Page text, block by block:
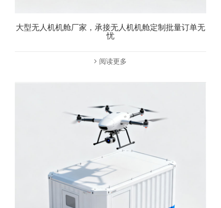
大型无人机机舱厂家，承接无人机机舱定制批量订单无
忧
阅读更多